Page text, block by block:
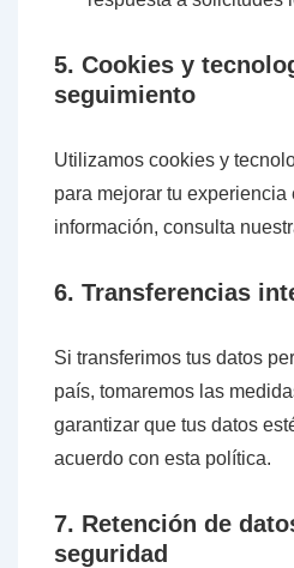
5. Cookies y
seguimiento
Utilizamos cookies y
para mejorar tu
información, consulta
6. Transferencias
Si transferimos tus datos
país, tomaremos las
garantizar que tus datos
acuerdo con esta política.
7. Retención de
seguridad